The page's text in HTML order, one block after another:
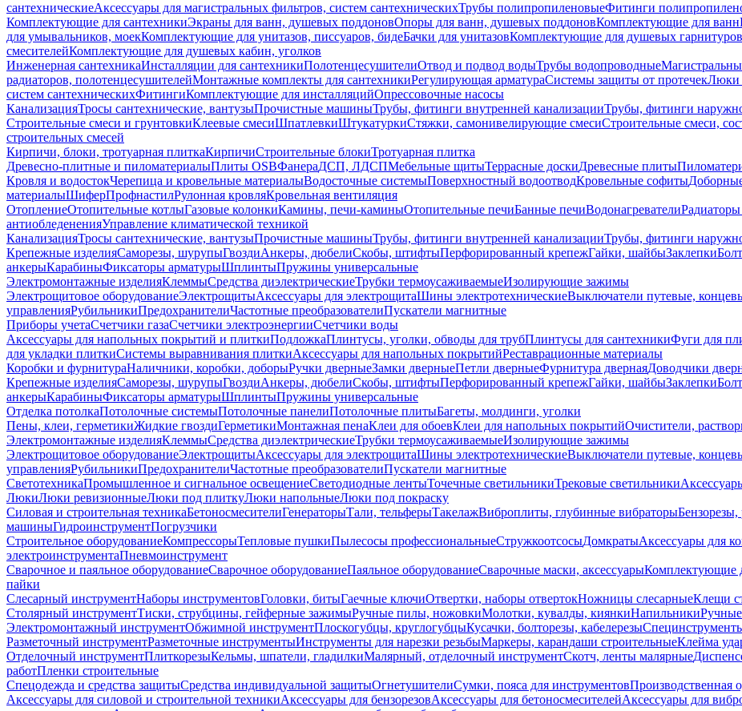
сантехническиеАксессуары для магистральных фильтров, систем сантехническихТрубы полипропиленовыеФитинги
Комплектующие для сантехникиЭкраны для ванн, душевых поддоновОпоры для ванн, душевых поддоновКомплектующие для ванн
для умывальников, моекКомплектующие для унитазов, писсуаров, бидеБачки для унитазовКомплектующие для душевых гарнитуров
смесителейКомплектующие для душевых кабин, уголков
Инженерная сантехникаИнсталляции для сантехникиПолотенцесушителиОтвод и подвод водыТрубы водопроводные
радиаторов, полотенцесушителейМонтажные комплекты для сантехникиРегулирующая арматураСистемы защиты от протечекЛюки
систем сантехническихФитингиКомплектующие для инсталляцийОпрессовочные насосы
КанализацияТросы сантехнические, вантузыПрочистные машиныТрубы, фитинги внутренней канализацииТрубы, фитинги
Строительные смеси и грунтовкиКлеевые смесиШпатлевкиШтукатуркиСтяжки, самонивелирующие смесиСтроительные смеси,
строительных смесей
Кирпичи, блоки, тротуарная плиткаКирпичиСтроительные блокиТротуарная плитка
Древесно-плитные и пиломатериалыПлиты OSBФанераДСП, ЛДСПМебельные щитыТеррасные доскиДревесные плиты
Кровля и водостокЧерепица и кровельные материалыВодосточные системыПоверхностный водоотводКровельные софиты
материалыШиферПрофнастилРулонная кровляКровельная вентиляция
ОтоплениеОтопительные котлыГазовые колонкиКамины, печи-каминыОтопительные печиБанные печиВодонагревателиРадиаторы
антиобледененияУправление климатической техникой
КанализацияТросы сантехнические, вантузыПрочистные машиныТрубы, фитинги внутренней канализацииТрубы, фитинги
Крепежные изделияСаморезы, шурупыГвоздиАнкеры, дюбелиСкобы, штифтыПерфорированный крепежГайки, шайбыЗаклепки
анкерыКарабиныФиксаторы арматурыШплинтыПружины универсальные
Электромонтажные изделияКлеммыСредства диэлектрическиеТрубки термоусаживаемыеИзолирующие зажимы
Электрощитовое оборудованиеЭлектрощитыАксессуары для электрощитаШины электротехническиеВыключатели путевые,
управленияРубильникиПредохранителиЧастотные преобразователиПускатели магнитные
Приборы учетаСчетчики газаСчетчики электроэнергииСчетчики воды
Аксессуары для напольных покрытий и плиткиПодложкаПлинтусы, уголки, обводы для трубПлинтусы для сантехникиФуги для
для укладки плиткиСистемы выравнивания плиткиАксессуары для напольных покрытийРеставрационные материалы
Коробки и фурнитураНаличники, коробки, доборыРучки дверныеЗамки дверныеПетли дверныеФурнитура двернаяДоводчики
Крепежные изделияСаморезы, шурупыГвоздиАнкеры, дюбелиСкобы, штифтыПерфорированный крепежГайки, шайбыЗаклепки
анкерыКарабиныФиксаторы арматурыШплинтыПружины универсальные
Отделка потолкаПотолочные системыПотолочные панелиПотолочные плитыБагеты, молдинги, уголки
Пены, клеи, герметикиЖидкие гвоздиГерметикиМонтажная пенаКлеи для обоевКлеи для напольных покрытийОчистители,
Электромонтажные изделияКлеммыСредства диэлектрическиеТрубки термоусаживаемыеИзолирующие зажимы
Электрощитовое оборудованиеЭлектрощитыАксессуары для электрощитаШины электротехническиеВыключатели путевые,
управленияРубильникиПредохранителиЧастотные преобразователиПускатели магнитные
СветотехникаПромышленное и сигнальное освещениеСветодиодные лентыТочечные светильникиТрековые светильники
ЛюкиЛюки ревизионныеЛюки под плиткуЛюки напольныеЛюки под покраску
Силовая и строительная техникаБетоносмесителиГенераторыТали, тельферыТакелажВиброплиты, глубинные вибраторы
машиныГидроинструментПогрузчики
Строительное оборудованиеКомпрессорыТепловые пушкиПылесосы профессиональныеСтружкоотсосыДомкратыАксессуары для
электроинструментаПневмоинструмент
Сварочное и паяльное оборудованиеСварочное оборудованиеПаяльное оборудованиеСварочные маски, аксессуарыКомплектующие
пайки
Слесарный инструментНаборы инструментовГоловки, битыГаечные ключиОтвертки, наборы отвертокНожницы слесарныеКлещи
Столярный инструментТиски, струбцины, гейферные зажимыРучные пилы, ножовкиМолотки, кувалды, киянкиНапильники
Электромонтажный инструментОбжимной инструментПлоскогубцы, круглогубцыКусачки, болторезы, кабелерезы
Разметочный инструментРазметочные инструментыИнструменты для нарезки резьбыМаркеры, карандаши строительныеКлейма
Отделочный инструментПлиткорезыКельмы, шпатели, гладилкиМалярный, отделочный инструментСкотч, ленты малярные
работПленки строительные
Спецодежда и средства защитыСредства индивидуальной защитыОгнетушителиСумки, пояса для инструментовПроизводственная
Аксессуары для силовой и строительной техникиАксессуары для бензорезовАксессуары для бетоносмесителейАксессуары для